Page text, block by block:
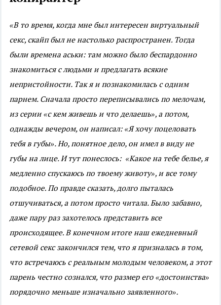
«В то время, когда мне был интересен виртуальный
секс, скайп был не настолько распространен. Тогда
были времена аськи: там можно было беспардонно
знакомиться с людьми и предлагать всякие
непристойности. Так я и познакомилась с одним
парнем. Сначала просто переписывались по мелочам,
из серии «с кем живешь и что делаешь», а потом,
однажды вечером, он написал: «Я хочу поцеловать
тебя в губы». Но, понятное дело, он имел в виду не
губы на лице. И тут понеслось: «Какое на тебе белье, я
медленно спускаюсь по твоему животу», и все тому
подобное. По правде сказать, долго пыталась
отшучиваться, а потом просто читала. Было забавно,
даже пару раз захотелось представить все
происходящее. В конечном итоге наш ежедневный
сетевой секс закончился тем, что я призналась в том,
что встречаюсь с реальным молодым человеком, а этот
парень честно сознался, что размер его «достоинства»
порядочно меньше изначально заявленного».